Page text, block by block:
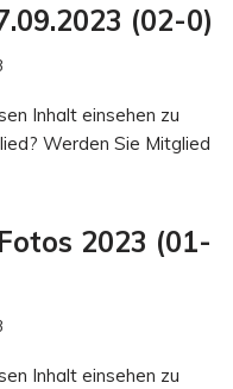
(02-0)
Inhalt einsehen zu
Werden Sie Mitglied
2023 (01-
Inhalt einsehen zu